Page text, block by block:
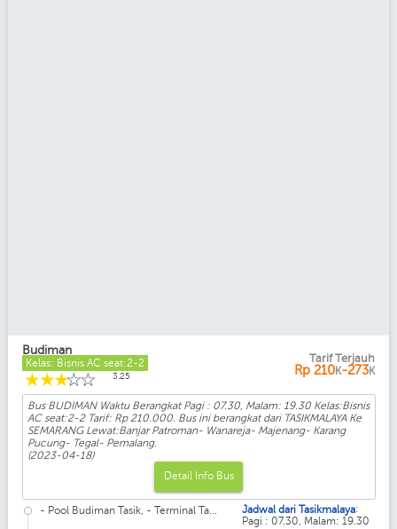
Budiman
Kelas: Bisnis AC seat:2-2
☆
☆
☆
☆
☆ 3.25
Tarif Terjauh
Rp 210K-273K
Bus BUDIMAN Waktu Berangkat Pagi : 07.30, Malam: 19.30 Kelas:Bisnis
AC seat:2-2 Tarif: Rp 210.000. Bus ini berangkat dari TASIKMALAYA Ke
SEMARANG Lewat:Banjar Patroman- Wanareja- Majenang- Karang
Pucung- Tegal- Pemalang.
(2023-04-18)
Detail Info Bus
- Pool Budiman Tasik, - Terminal Ta... Jadwal dari Tasikmalaya:
Pagi : 07.30, Malam: 19.30